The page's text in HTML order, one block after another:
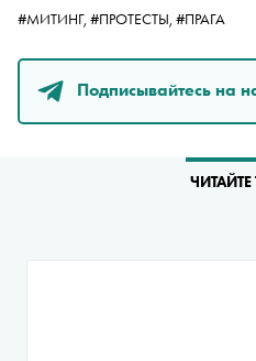
#МИТИНГ, #ПРОТЕСТЫ, #ПРАГА
Подписывайтесь на